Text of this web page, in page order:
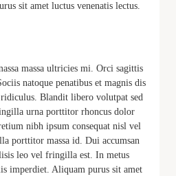
sit amet luctus venenatis lectus.
massa ultricies mi. Orci sagittis
natoque penatibus et magnis dis
Blandit libero volutpat sed
urna porttitor rhoncus dolor
nibh ipsum consequat nisl vel
porttitor massa id. Dui accumsan
leo vel fringilla est. In metus
imperdiet. Aliquam purus sit amet